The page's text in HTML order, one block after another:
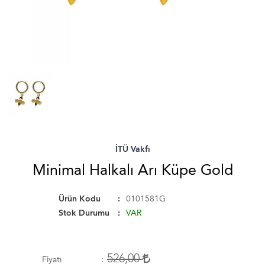
İTÜ Vakfı
Minimal Halkalı Arı Küpe Gold
Ürün Kodu
0101581G
Stok Durumu
VAR
Fiyatı 526,00